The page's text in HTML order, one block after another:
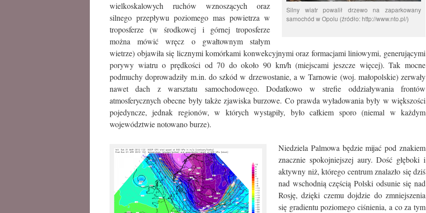
Silny wiatr powalił drzewo na zaparkowany
samochód w Opolu (źródło: http://www.nto.pl/)
wielkoskalowych ruchów wznoszących oraz
silnego przepływu poziomego mas powietrza w
troposferze (w środkowej i górnej troposferze
można mówić wręcz o gwałtownym stałym
wietrze) objawiła się licznymi komórkami konwekcyjnymi oraz formacjami liniowymi, generującymi
porywy wiatru o prędkości od 70 do około 90 km/h (miejscami jeszcze więcej). Tak mocne
podmuchy doprowadziły m.in. do szkód w drzewostanie, a w Tarnowie (woj. małopolskie) zerwały
nawet dach z warsztatu samochodowego. Dodatkowo w strefie oddziaływania frontów
atmosferycznych obecne były także zjawiska burzowe. Co prawda wyładowania były w większości
pojedyncze, jednak regionów, w których wystąpiły, było całkiem sporo (niemal w każdym
województwie notowano burze).
Niedziela Palmowa będzie mijać pod znakiem
znacznie spokojniejszej aury. Dość głęboki i
aktywny niż, którego centrum znalazło się dziś
nad wschodnią częścią Polski odsunie się nad
Rosję, dzięki czemu dojdzie do zmniejszenia
się gradientu poziomego ciśnienia, a co za tym